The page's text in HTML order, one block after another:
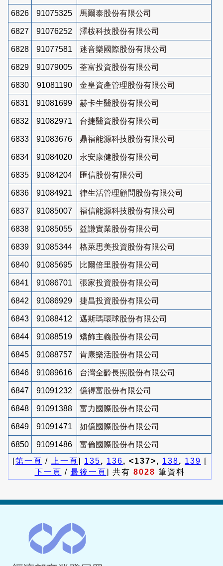
6826 91075325 馬爾泰股份有限公司
6827 91076252 澤桉科技股份有限公司
6828 91077581 迷音樂國際股份有限公司
6829 91079005 荃富投資股份有限公司
6830 91081190 金皇資產管理股份有限公司
6831 91081699 赫卡生醫股份有限公司
6832 91082971 台捷醫資股份有限公司
6833 91083676 鼎福能源科技股份有限公司
6834 91084020 永安康健股份有限公司
6835 91084204 匯信股份有限公司
6836 91084921 律生活管理顧問股份有限公司
6837 91085007 福信能源科技股份有限公司
6838 91085055 益謙實業股份有限公司
6839 91085344 格萊思美投資股份有限公司
6840 91085695 比爾倍里股份有限公司
6841 91086701 張家投資股份有限公司
6842 91086929 捷昌投資股份有限公司
6843 91088412 邁斯瑪環球股份有限公司
6844 91088519 矯飾主義股份有限公司
6845 91088757 肯康樂活股份有限公司
6846 91089616 台灣全齡長照股份有限公司
6847 91091232 億得富股份有限公司
6848 91091388 富力國際股份有限公司
6849 91091471 如億國際股份有限公司
6850 91091486
富倫國際股份有限公司
[第一頁 / 上一頁] 135, 136, <137>, 138, 139 [
下一頁 / 最後一頁] 共有 8028 筆資料